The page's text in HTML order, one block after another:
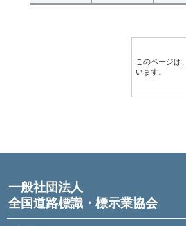
このページは
います。
一般社団法人
全国道路標識・標示業協会